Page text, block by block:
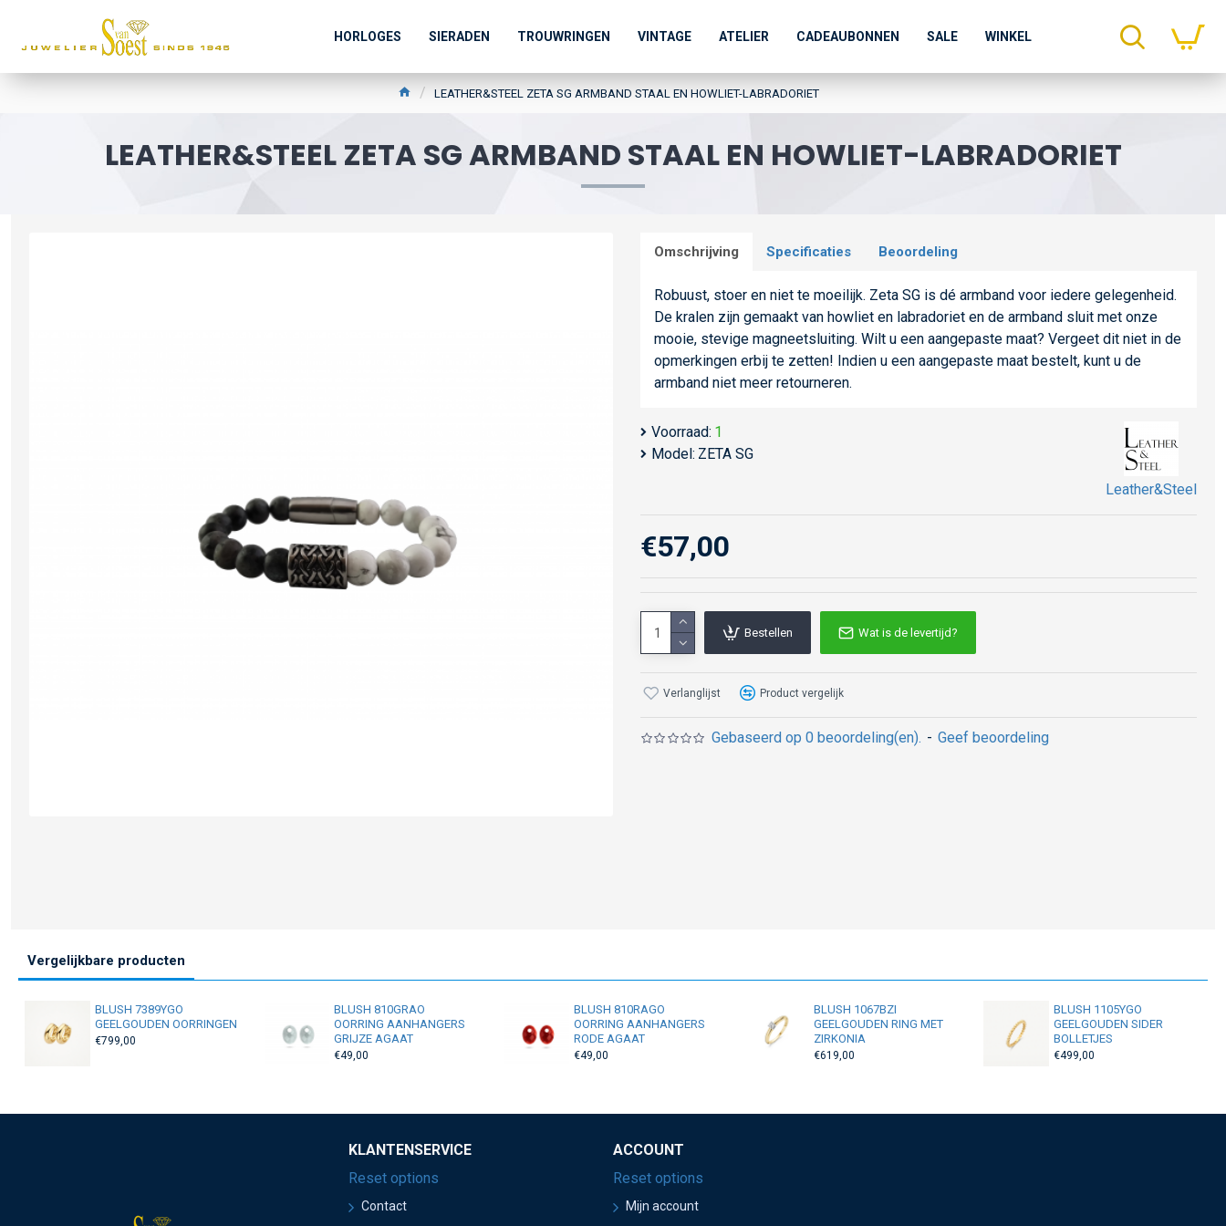
HORLOGES SIERADEN TROUWRINGEN VINTAGE ATELIER CADEAUBONNEN SALE WINKEL
LEATHER&STEEL ZETA SG ARMBAND STAAL EN HOWLIET-LABRADORIET
LEATHER&STEEL ZETA SG ARMBAND STAAL EN HOWLIET-LABRADORIET
Omschrijving Specificaties Beoordeling
Robuust, stoer en niet te moeilijk. Zeta SG is dé armband voor iedere gelegenheid.
De kralen zijn gemaakt van howliet en labradoriet en de armband sluit met onze
mooie, stevige magneetsluiting. Wilt u een aangepaste maat? Vergeet dit niet in de
opmerkingen erbij te zetten! Indien u een aangepaste maat bestelt, kunt u de
armband niet meer retourneren.
Voorraad: 1
Model: ZETA SG
Leather&Steel
Gebaseerd op 0 beoordeling(en). - Geef beoordeling
€57,00
Bestellen Wat is de levertijd?
Verlanglijst Product vergelijk
Vergelijkbare producten
BLUSH 7389YGO
GEELGOUDEN OORRINGEN
€799,00
BLUSH 810GRAO
OORRING AANHANGERS
GRIJZE AGAAT
€49,00
BLUSH 810RAGO
OORRING AANHANGERS
RODE AGAAT
€49,00
BLUSH 1067BZI
GEELGOUDEN RING MET
ZIRKONIA
€619,00
BLUSH 1105YGO
GEELGOUDEN SIDER
BOLLETJES
€499,00
KLANTENSERVICE
Reset options
Contact
ACCOUNT
Reset options
Mijn account